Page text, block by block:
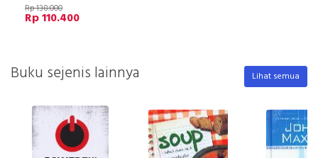
Rp 138.000
Rp 110.400
Buku sejenis lainnya Lihat semua